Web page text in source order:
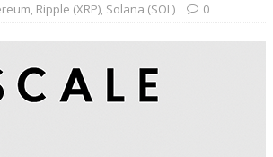
, Ripple (XRP), Solana (SOL) 0